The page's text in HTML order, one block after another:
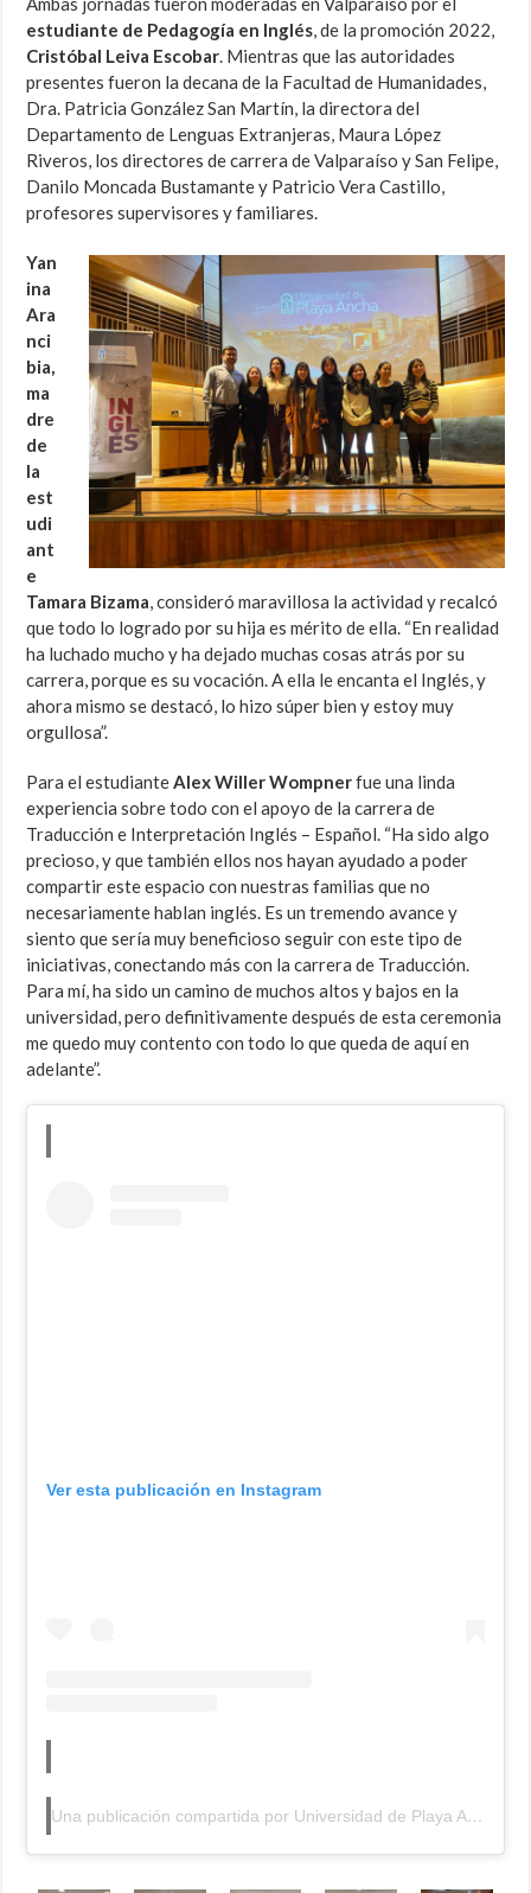
estudiante de Pedagogía en Inglés, de la promoción 2022,
Cristóbal Leiva Escobar. Mientras que las autoridades
presentes fueron la decana de la Facultad de Humanidades,
Dra. Patricia González San Martín, la directora del
Departamento de Lenguas Extranjeras, Maura López
Riveros, los directores de carrera de Valparaíso y San Felipe,
Danilo Moncada Bustamante y Patricio Vera Castillo,
profesores supervisores y familiares.
Yan
ina
Ara
nci
bia,
ma
dre
de
la
est
udi
ant
e
Tamara Bizama, consideró maravillosa la actividad y recalcó
que todo lo logrado por su hija es mérito de ella. “En realidad
ha luchado mucho y ha dejado muchas cosas atrás por su
carrera, porque es su vocación. A ella le encanta el Inglés, y
ahora mismo se destacó, lo hizo súper bien y estoy muy
orgullosa”.
Para el estudianteAlex Willer Wompnerfue una linda
experiencia sobre todo con el apoyo de la carrera de
Traducción e Interpretación Inglés – Español. “Ha sido algo
precioso, y que también ellos nos hayan ayudado a poder
compartir este espacio con nuestras familias que no
necesariamente hablan inglés. Es un tremendo avance y
siento que sería muy beneficioso seguir con este tipo de
iniciativas, conectando más con la carrera de Traducción.
Para mí, ha sido un camino de muchos altos y bajos en la
universidad, pero definitivamente después de esta ceremonia
me quedo muy contento con todo lo que queda de aquí en
adelante”.
Ver esta publicación en Instagram
Una publicación compartida por Universidad de Playa Ancha (@upla_comunica)